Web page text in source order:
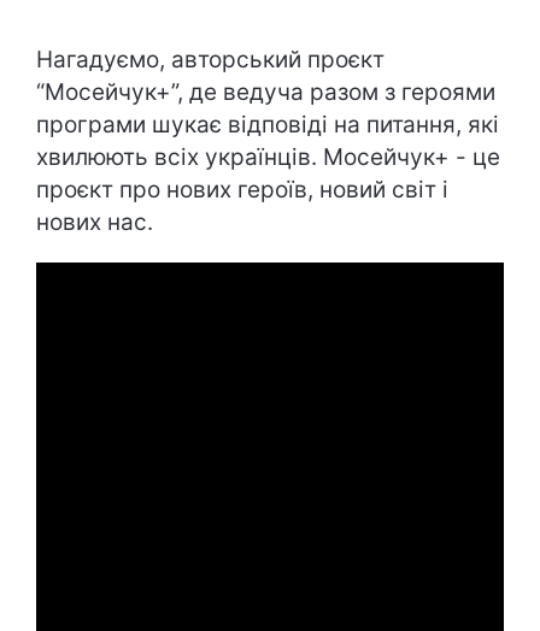
Нагадуємо, авторський проєкт
“Мосейчук+”, де ведуча разом з героями
програми шукає відповіді на питання, які
хвилюють всіх українців. Мосейчук+ - це
проєкт про нових героїв, новий світ і
нових нас.